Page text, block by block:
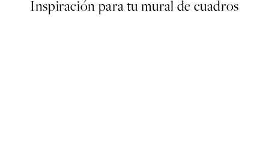
Inspiración para tu mural de cuadros